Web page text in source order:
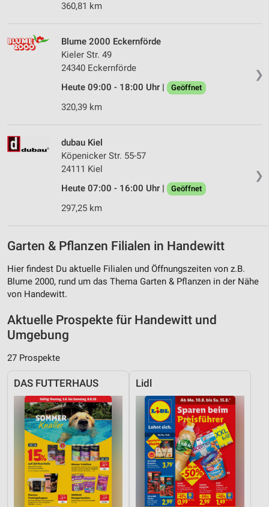
360,81 km
❯
Blume 2000 Eckernförde
Kieler Str. 49
24340 Eckernförde
Heute 09:00 - 18:00 Uhr |
Geöffnet
320,39 km
❯
dubau Kiel
Köpenicker Str. 55-57
24111 Kiel
Heute 07:00 - 16:00 Uhr |
Geöffnet
297,25 km
Garten & Pflanzen Filialen in Handewitt
Hier findest Du aktuelle Filialen und Öffnungszeiten von z.B.
Blume 2000, rund um das Thema Garten & Pflanzen in der Nähe
von Handewitt.
Aktuelle Prospekte für Handewitt und
Umgebung
27 Prospekte
DAS FUTTERHAUS Lidl